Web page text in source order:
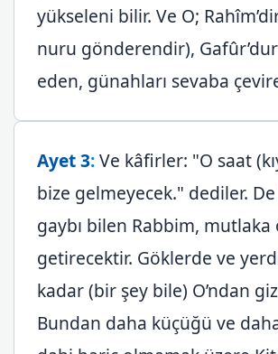
yükseleni bilir. Ve O;
nuru gönderendir),
eden, günahları sevaba
Ayet 3:Ve kâfirler: "O saat
bize gelmeyecek." dediler. De
gaybı bilen Rabbim, mutlaka
getirecektir. Göklerde ve
kadar (bir şey bile) O’ndan
Bundan daha küçüğü ve